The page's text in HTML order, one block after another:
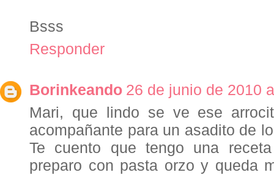
Bsss
Responder
Borinkeando 26 de junio de 2010
Mari, que lindo se ve ese
acompañante para un asadito de
Te cuento que tengo una
preparo con pasta orzo y queda